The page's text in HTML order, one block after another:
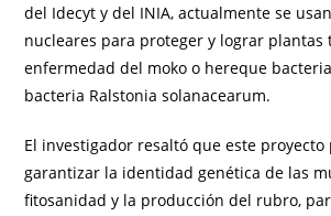
del Idecyt y del INIA, actualmente se
nucleares para proteger y lograr plantas
enfermedad del moko o hereque
bacteria Ralstonia solanacearum.
El investigador resaltó que este
garantizar la identidad genética de las
fitosanidad y la producción del rubro,